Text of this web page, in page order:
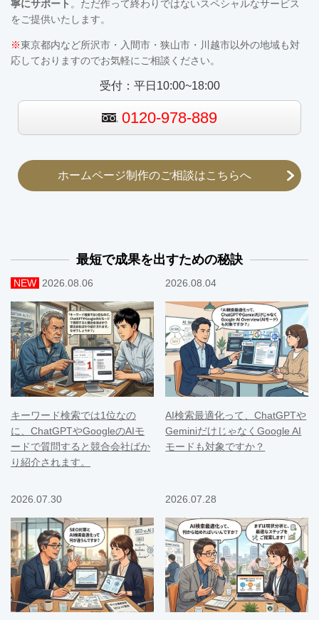
寧にサポート 。ただ作って終わりではないスペシャルなサービス
をご提供いたします。
※東京都内など所沢市・入間市・狭山市・川越市以外の地域も対
応しておりますのでお気軽にご相談ください。
受付：平日10:00~18:00
0120-978-889
ホームページ制作のご相談はこちらへ
最短で成果を出すための秘訣
NEW 2026.08.06
キーワード検索では1位なの
に、ChatGPTやGoogleのAIモ
ードで質問すると競合会社ばか
り紹介されます。
2026.08.04
AI検索最適化って、ChatGPTや
GeminiだけじゃなくGoogle AI
モードも対象ですか？
2026.07.30 2026.07.28